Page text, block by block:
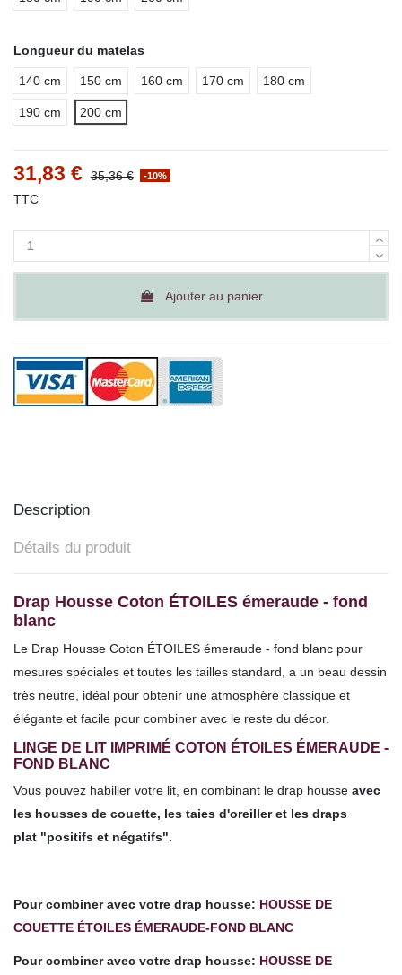
Longueur du matelas
140 cm 150 cm 160 cm 170 cm 180 cm
190 cm 200 cm
31,83 € 35,36 € -10%
TTC
Ajouter au panier
Description
Détails du produit
Drap Housse Coton ÉTOILES émeraude - fond
blanc
Le Drap Housse Coton ÉTOILES émeraude - fond blanc pour
mesures spéciales et toutes les tailles standard, a un beau dessin
très neutre, idéal pour obtenir une atmosphère classique et
élégante et facile pour combiner avec le reste du décor.
LINGE DE LIT IMPRIMÉ COTON ÉTOILES ÉMERAUDE -
FOND BLANC
Vous pouvez habiller votre lit, en combinant le drap housse avec
les housses de couette, les taies d'oreiller et les draps
plat "positifs et négatifs".
Pour combiner avec votre drap housse: HOUSSE DE
COUETTE ÉTOILES ÉMERAUDE-FOND BLANC
Pour combiner avec votre drap housse: HOUSSE DE